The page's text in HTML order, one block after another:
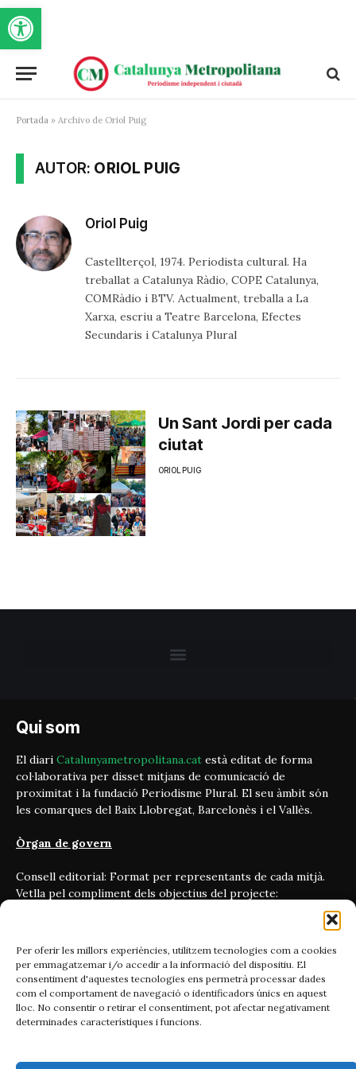
Obre la barra d'eines
Per oferir les millors experiències, utilitzem tecnologies com a cookies
per emmagatzemar i/o accedir a la informació del dispositiu. El
consentiment d'aquestes tecnologies ens permetrà processar dades
com el comportament de navegació o identificadors únics en aquest
lloc. No consentir o retirar el consentiment, pot afectar negativament
determinades característiques i funcions.
Portada » Archivo de Oriol Puig
AUTOR: ORIOL PUIG
Oriol Puig
Castellterçol, 1974. Periodista cultural. Ha
treballat a Catalunya Ràdio, COPE Catalunya,
COMRàdio i BTV. Actualment, treballa a La
Xarxa, escriu a Teatre Barcelona, Efectes
Secundaris i Catalunya Plural
Un Sant Jordi per cada
ciutat
ORIOL PUIG
Qui som
El diari Catalunyametropolitana.cat està editat de forma
col·laborativa per disset mitjans de comunicació de
proximitat i la fundació Periodisme Plural. El seu àmbit són
les comarques del Baix Llobregat, Barcelonès i el Vallès.
Òrgan de govern
Consell editorial: Format per representants de cada mitjà.
Vetlla pel compliment dels objectius del projecte:
periodisme independent, ètic i amb vocació transformadora.
On som
Carrer Bailén 5, principal.
08010, Barcelona
Contacta'ns
Email: